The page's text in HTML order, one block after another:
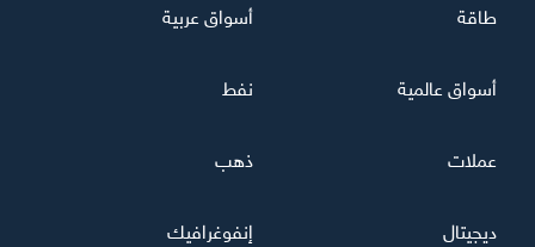
طاقة أسواق عربية
أسواق عالمية نفط
عملات ذهب
ديجيتال إنفوغرافيك